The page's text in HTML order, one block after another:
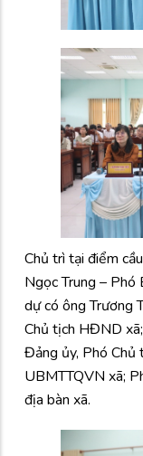
Chủ trì tại điểm
Ngọc Trung –
dự có ông Trương
Chủ tịch HĐND
Đảng ủy, Phó Chủ
UBMTTQVN xã;
địa bàn xã.